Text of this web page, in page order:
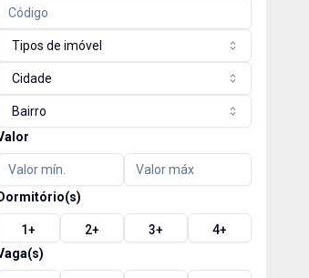
Tipos de imóvel
Cidade
Bairro
Dormitório(s)
1+ 2+ 3+ 4+